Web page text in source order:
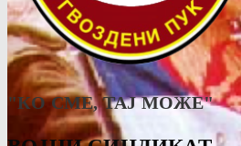
"КО СМЕ, ТАJ МОЖЕ"